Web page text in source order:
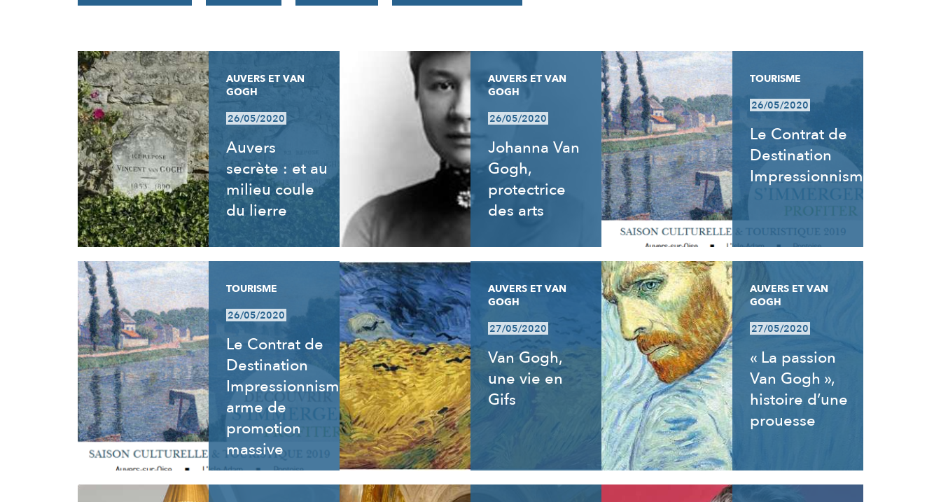
RÉSULTATS
AUVERS ET VAN
GOGH
26/05/2020
Auvers
secrète : et au
milieu coule
du lierre
AUVERS ET VAN
GOGH
26/05/2020
Johanna Van
Gogh,
protectrice
des arts
TOURISME
26/05/2020
Le Contrat de
Destination
Impressionnisme
TOURISME
26/05/2020
Le Contrat de
Destination
Impressionnisme,
arme de
promotion
massive
AUVERS ET VAN
GOGH
27/05/2020
Van Gogh,
une vie en
Gifs
AUVERS ET VAN
GOGH
27/05/2020
« La passion
Van Gogh »,
histoire d’une
prouesse